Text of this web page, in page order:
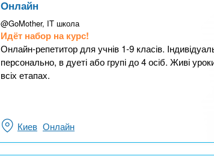
Онлайн
@GoMother, IT школа
Идёт набор на курс!
Онлайн-репетитор для учнів 1-9 класів.
персонально, в дуеті або групі до 4 осіб. Живі
всіх етапах.
Киев Онлайн